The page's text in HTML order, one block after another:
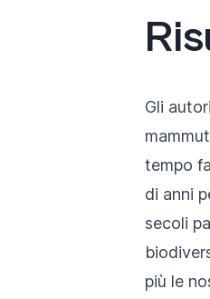
Gli
tempo
di anni
secoli
più le